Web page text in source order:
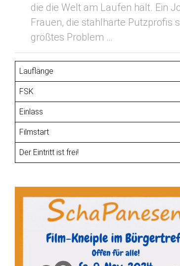
die die Welt am Laufen hält. Ein
Frauen, die stahlharte Putzprofis
größtes Problem …
Lauflänge
FSK
Einlass
Filmstart
Der Eintritt ist frei!